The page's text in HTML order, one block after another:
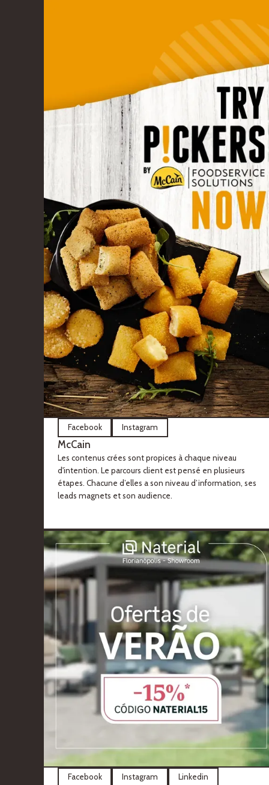
Facebook Instagram
McCain
Les contenus crées sont propices à chaque niveau
d'intention. Le parcours client est pensé en plusieurs
étapes. Chacune d’elles a son niveau d’information, ses
leads magnets et son audience.
Facebook Instagram Linkedin